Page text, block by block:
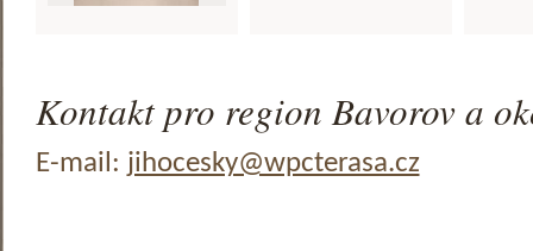
Kontakt pro region Bavorov a
E-mail: jihocesky@wpcterasa.cz